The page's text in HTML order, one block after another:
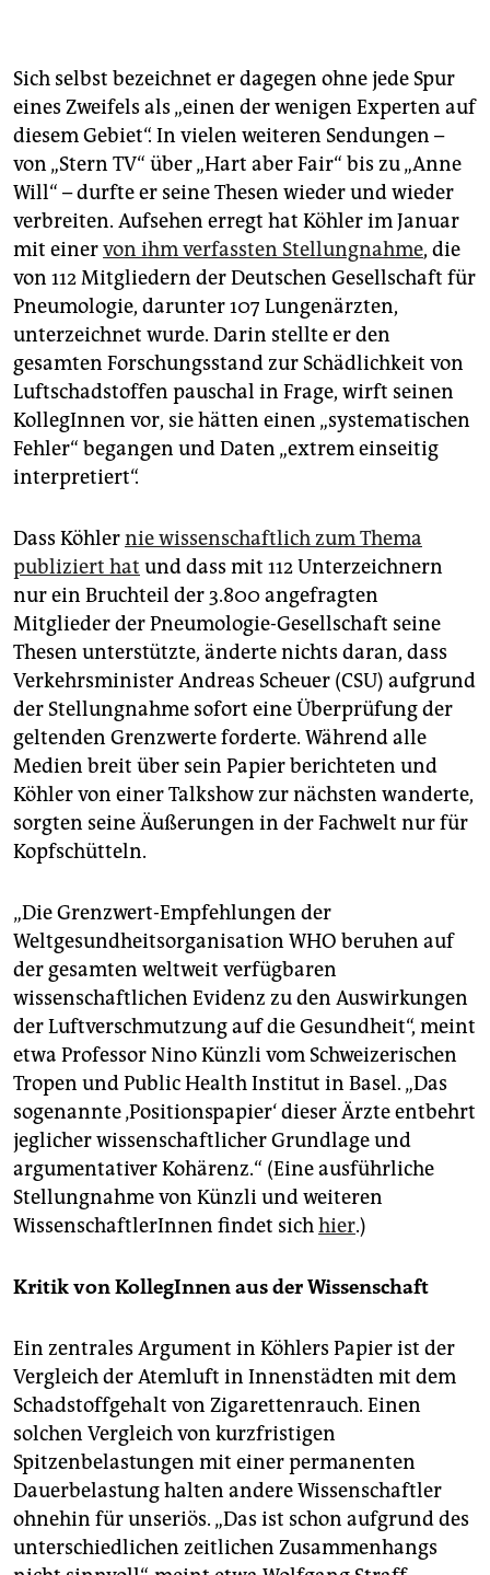
Sich selbst bezeichnet er dagegen ohne jede Spur
eines Zweifels als „einen der wenigen Experten auf
diesem Gebiet“. In vielen weiteren Sendungen –
von „Stern TV“ über „Hart aber Fair“ bis zu „Anne
Will“ – durfte er seine Thesen wieder und wieder
verbreiten. Aufsehen erregt hat Köhler im Januar
mit einervon ihm verfassten Stellungnahme, die
von 112 Mitgliedern der Deutschen Gesellschaft für
Pneumologie, darunter 107 Lungenärzten,
unterzeichnet wurde. Darin stellte er den
gesamten Forschungsstand zur Schädlichkeit von
Luftschadstoffen pauschal in Frage, wirft seinen
KollegInnen vor, sie hätten einen „systematischen
Fehler“ begangen und Daten „extrem einseitig
interpretiert“.
Dass Köhlernie wissenschaftlich zum Thema
publiziert hat und dass mit 112 Unterzeichnern
nur ein Bruchteil der 3.800 angefragten
Mitglieder der Pneumologie-Gesellschaft seine
Thesen unterstützte, änderte nichts daran, dass
Verkehrsminister Andreas Scheuer (CSU) aufgrund
der Stellungnahme sofort eine Überprüfung der
geltenden Grenzwerte forderte. Während alle
Medien breit über sein Papier berichteten und
Köhler von einer Talkshow zur nächsten wanderte,
sorgten seine Äußerungen in der Fachwelt nur für
Kopfschütteln.
„Die Grenzwert-Empfehlungen der
Weltgesundheitsorganisation WHO beruhen auf
der gesamten weltweit verfügbaren
wissenschaftlichen Evidenz zu den Auswirkungen
der Luftverschmutzung auf die Gesundheit“, meint
etwa Professor Nino Künzli vom Schweizerischen
Tropen und Public Health Institut in Basel. „Das
sogenannte ‚Positionspapier‘ dieser Ärzte entbehrt
jeglicher wissenschaftlicher Grundlage und
argumentativer Kohärenz.“ (Eine ausführliche
Stellungnahme von Künzli und weiteren
WissenschaftlerInnen findet sichhier.)
Kritik von KollegInnen aus der Wissenschaft
Ein zentrales Argument in Köhlers Papier ist der
Vergleich der Atemluft in Innenstädten mit dem
Schadstoffgehalt von Zigarettenrauch. Einen
solchen Vergleich von kurzfristigen
Spitzenbelastungen mit einer permanenten
Dauerbelastung halten andere Wissenschaftler
ohnehin für unseriös. „Das ist schon aufgrund des
unterschiedlichen zeitlichen Zusammenhangs